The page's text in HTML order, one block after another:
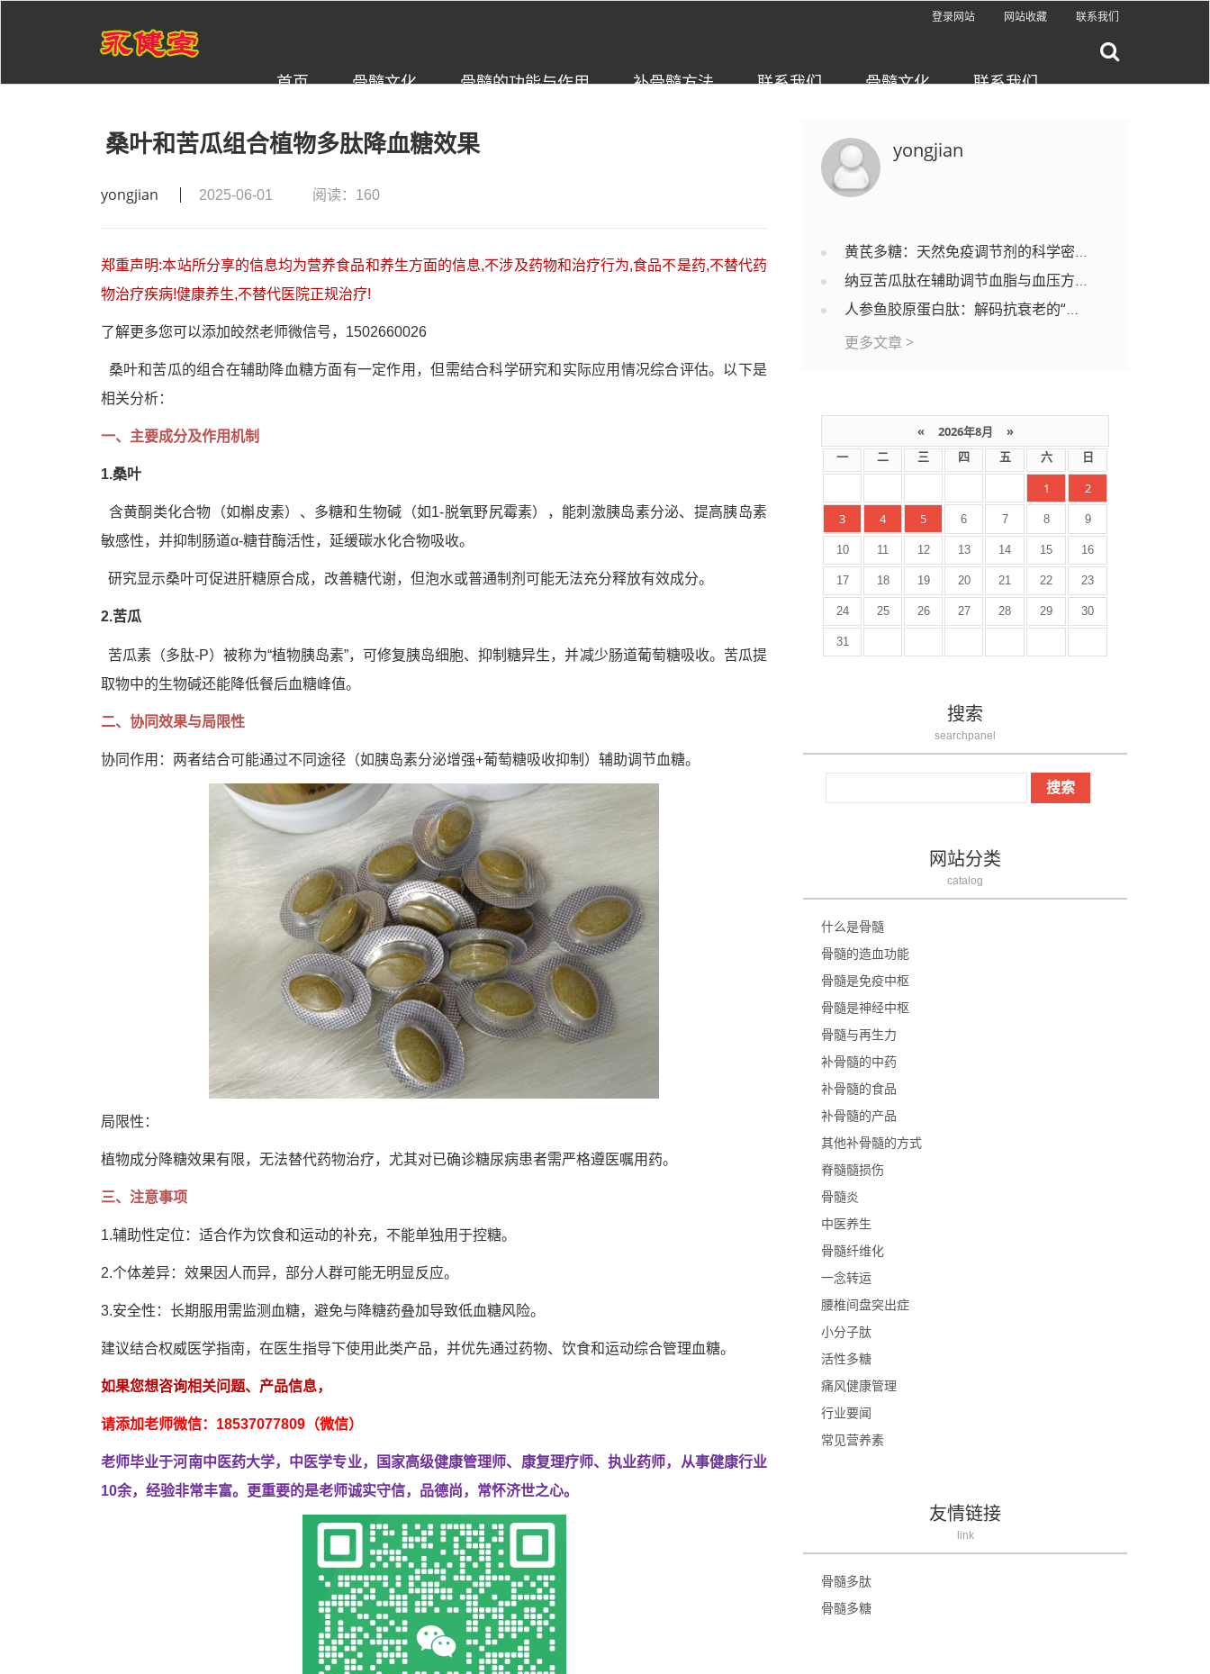
登录网站 网站收藏 联系我们
首页 骨髓文化 骨髓的功能与作用 补骨髓方法 联系我们 骨髓文化 联系我们
桑叶和苦瓜组合植物多肽降血糖效果
yongjian 2025-06-01 阅读：160
郑重声明:本站所分享的信息均为营养食品和养生方面的信息,不涉及药物和治疗行为,食品不是药,不替代药
物治疗疾病!健康养生,不替代医院正规治疗!
了解更多您可以添加皎然老师微信号，1502660026
桑叶和苦瓜的组合在辅助降血糖方面有一定作用，但需结合科学研究和实际应用情况综合评估。以下是
相关分析：
一、主要成分及作用机制
1.桑叶
含黄酮类化合物（如槲皮素）、多糖和生物碱（如1-脱氧野尻霉素），能刺激胰岛素分泌、提高胰岛素
敏感性，并抑制肠道α-糖苷酶活性，延缓碳水化合物吸收。
研究显示桑叶可促进肝糖原合成，改善糖代谢，但泡水或普通制剂可能无法充分释放有效成分。
2.苦瓜
苦瓜素（多肽-P）被称为“植物胰岛素”，可修复胰岛细胞、抑制糖异生，并减少肠道葡萄糖吸收。苦瓜提
取物中的生物碱还能降低餐后血糖峰值。
二、协同效果与局限性
协同作用：两者结合可能通过不同途径（如胰岛素分泌增强+葡萄糖吸收抑制）辅助调节血糖。
局限性：
植物成分降糖效果有限，无法替代药物治疗，尤其对已确诊糖尿病患者需严格遵医嘱用药。
三、注意事项
1.辅助性定位：适合作为饮食和运动的补充，不能单独用于控糖。
2.个体差异：效果因人而异，部分人群可能无明显反应。
3.安全性：长期服用需监测血糖，避免与降糖药叠加导致低血糖风险。
建议结合权威医学指南，在医生指导下使用此类产品，并优先通过药物、饮食和运动综合管理血糖。
如果您想咨询相关问题、产品信息，
请添加老师微信：18537077809（微信）
老师毕业于河南中医药大学，中医学专业，国家高级健康管理师、 康复理疗师、执业药师，从事健康行业
10余，经验非常丰富。
更重要的是老师诚实守信，品德尚，常怀济世之心。
yongjian
黄芪多糖：天然免疫调节剂的科学密码与临床价值
纳豆苦瓜肽在辅助调节血脂与血压方面的作用机制及应用研究
人参鱼胶原蛋白肽：解码抗衰老的“双引擎”机制与前沿应用
更多文章 >
« 2026年8月 »
一 二 三 四 五 六 日
1
2
3
4 5 6 7 8 9
10 11 12 13 14 15 16
17 18 19 20 21 22 23
24 25 26 27 28 29 30
31
搜索
searchpanel
网站分类
catalog
什么是骨髓
骨髓的造血功能
骨髓是免疫中枢
骨髓是神经中枢
骨髓与再生力
补骨髓的中药
补骨髓的食品
补骨髓的产品
其他补骨髓的方式
脊髓髓损伤
骨髓炎
中医养生
骨髓纤维化
一念转运
腰椎间盘突出症
小分子肽
活性多糖
痛风健康管理
行业要闻
常见营养素
友情链接
link
骨髓多肽
骨髓多糖